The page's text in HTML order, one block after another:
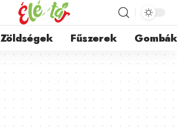
Zöldségek Fűszerek Gombák